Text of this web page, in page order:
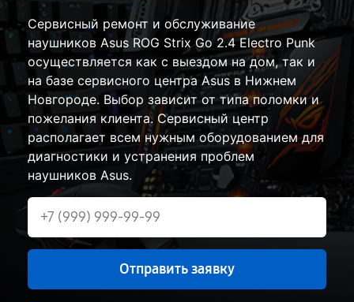
Сервисный ремонт и обслуживание
наушников Asus ROG Strix Go 2.4 Electro Punk
осуществляется как с выездом на дом, так и
на базе сервисного центра Asus в Нижнем
Новгороде. Выбор зависит от типа поломки и
пожелания клиента. Сервисный центр
располагает всем нужным оборудованием для
диагностики и устранения проблем
наушников Asus.
Отправить заявку